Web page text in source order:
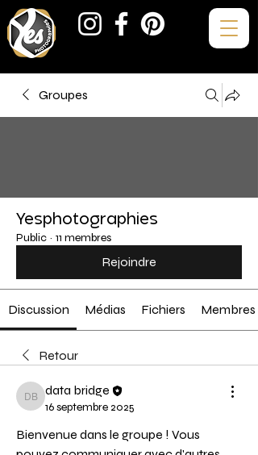
Groupes
Yesphotographies
Public · 11 membres
Rejoindre
Discussion Médias Fichiers Membres
Retour
data bridge
data bridge
16 septembre 2025
Bienvenue dans le groupe ! Vous